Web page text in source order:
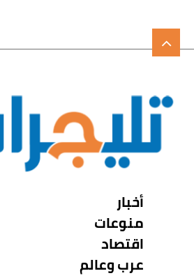
أخبار
منوعات
اقتصاد
عرب وعالم